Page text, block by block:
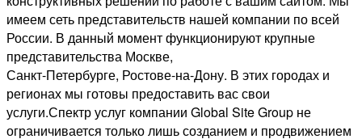
имеем сеть представительств нашей компании по всей
России. В данный момент функционируют крупные
представительства Москве,
Санкт-Петербурге, Ростове-на-Дону. В этих городах и
регионах мы готовы предоставить вас свои
услуги.Спектр услуг компании Global Site Group не
ограничивается только лишь созданием и продвижением